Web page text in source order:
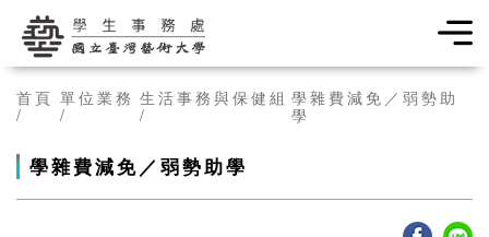
學生事務處
首頁 單位業務 生活事務與保健組 學雜費減免／弱勢助
學
學雜費減免／弱勢助學